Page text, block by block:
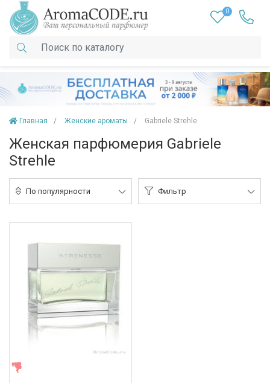
0
Главная Женские ароматы Gabriele Strehle
Женская парфюмерия Gabriele
Strehle
По популярности Фильтр